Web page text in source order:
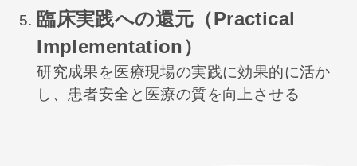
臨床実践への還元（Practical
Implementation）
研究成果を医療現場の実践に効果的に活か
し、患者安全と医療の質を向上させる